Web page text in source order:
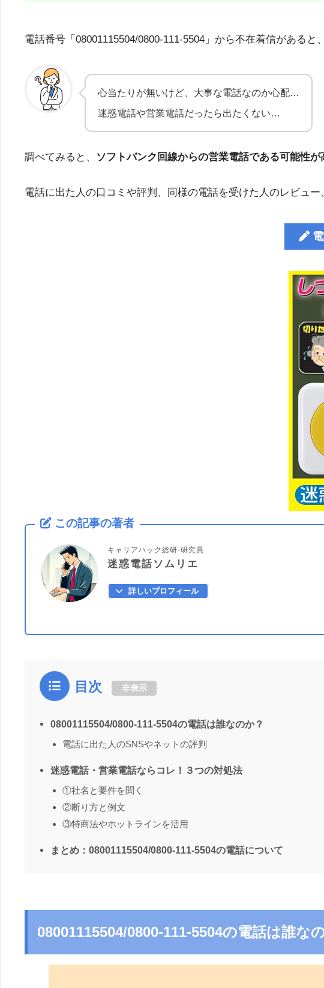
電話番号「08001115504/0800-111-5504」から不在着信がある
心当たりが無いけど、大事な電話なのか心配…
迷惑電話や営業電話だったら出たくない…
調べてみると、 ソフトバンク回線からの営業電話である可能性が
電話に出た人の口コミや評判、同様の電話を受けた人のレビュー
この記事の著者
キャリアハック総研-研究員
迷惑電話ソムリエ
詳しいプロフィール
目次 非表示
08001115504/0800-111-5504の電話は誰なのか？
電話に出た人のSNSやネットの評判
迷惑電話・営業電話ならコレ！３つの対処法
①社名と要件を聞く
②断り方と例文
③特商法やホットラインを活用
まとめ：08001115504/0800-111-5504の電話について
08001115504/0800-111-5504の電話は誰な